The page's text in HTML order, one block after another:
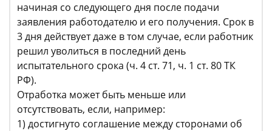
начиная со следующего дня после подачи
заявления работодателю и его получения. Срок в
3 дня действует даже в том случае, если работник
решил уволиться в последний день
испытательного срока (ч. 4 ст. 71, ч. 1 ст. 80 ТК
РФ).
Отработка может быть меньше или
отсутствовать, если, например:
1) достигнуто соглашение между сторонами об